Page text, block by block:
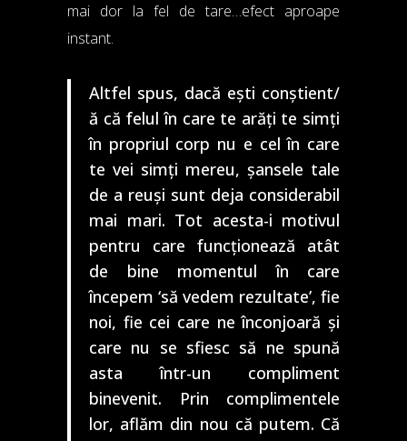
mai dor la fel de tare…efect aproape
instant.
Altfel spus, dacă ești conștient/
ă că felul în care te arăți te simți
în propriul corp nu e cel în care
te vei simți mereu, șansele tale
de a reuși sunt deja considerabil
mai mari. Tot acesta-i motivul
pentru care funcționează atât
de bine momentul în care
începem ‘să vedem rezultate’, fie
noi, fie cei care ne înconjoară și
care nu se sfiesc să ne spună
asta într-un compliment
binevenit. Prin complimentele
lor, aflăm din nou că putem. Că